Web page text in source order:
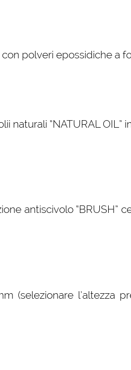
polveri epossidiche a
naturali “NATURAL OIL”
antiscivolo “BRUSH”
(selezionare l’altezza